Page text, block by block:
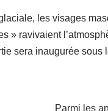
les visages
» ravivaient
sera inaugurée
Parmi les